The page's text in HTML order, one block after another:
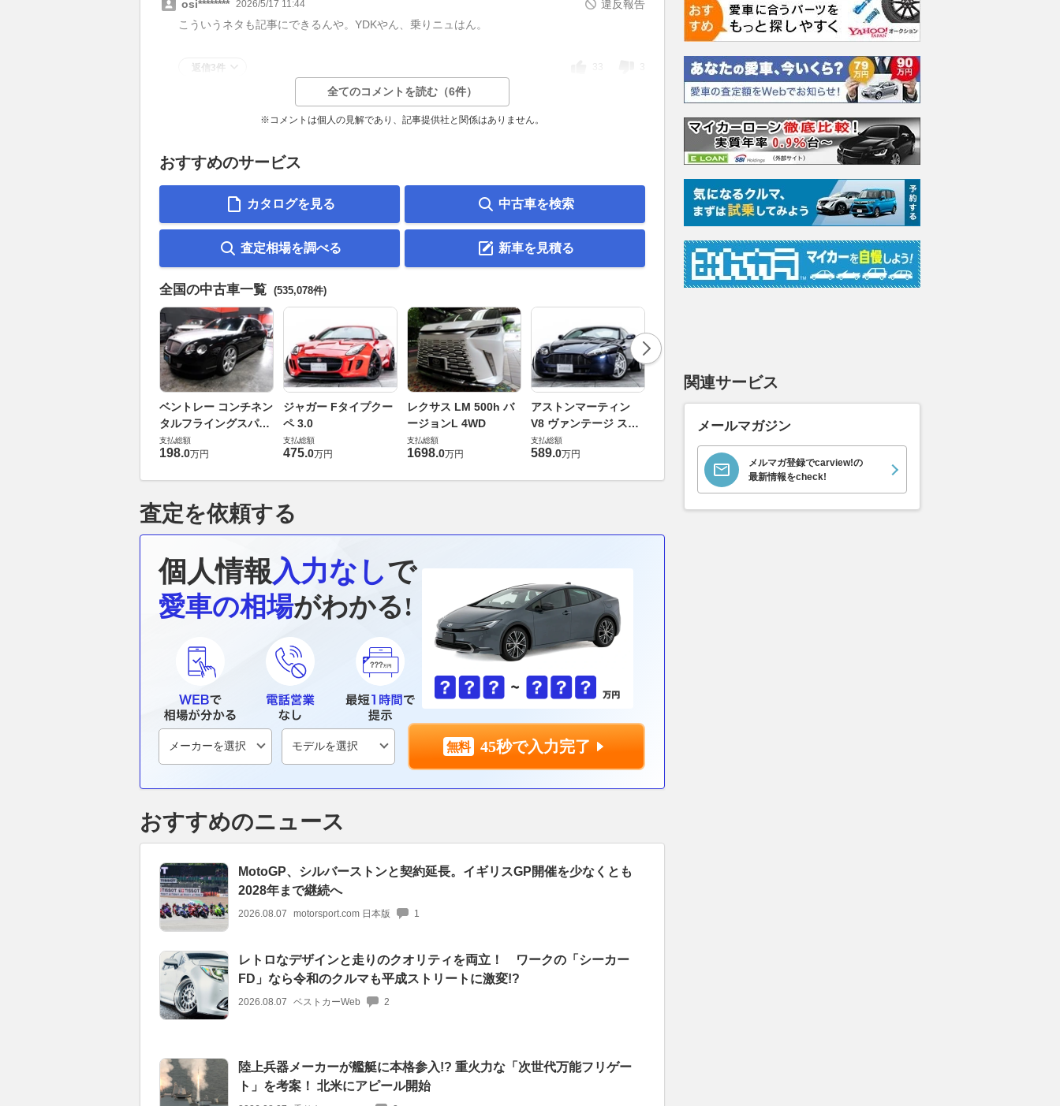
osi******** 2026/5/17 11:44
違反報告
こういうネタも記事にできるんや。YDKやん、乗りニュはん。
返信3件
全てのコメントを読む（6件）
※コメントは個人の見解であり、記事提供社と関係はありません。
おすすめのサービス
カタログを見る 中古車を検索
査定相場を調べる 新車を見積る
全国の中古車一覧 (535,078件)
ベントレー コンチネン
タルフライングスパー
6.0 4WD
支払総額
198.0万円
ジャガー Fタイプクー
ペ 3.0
支払総額
475.0万円
レクサス LM 500h バ
ージョンL 4WD
支払総額
1698.0万円
アストンマーティン
V8 ヴァンテージ スポ
ーツシフト
支払総額
589.0万円
ロータス エヴォーラ
エヴォーラ
万円
ホンダ NSX 3.0
898
ロールスロイス ゴース
905
査定を依頼する
個人情報入力なしで
愛車の相場がわかる!
45秒で入力完了
おすすめのニュース
MotoGP、シルバーストンと契約延長。イギリスGP開催を少なくとも
2028年まで継続へ
2026.08.07 motorsport.com 日本版 1
レトロなデザインと走りのクオリティを両立！ ワークの「シーカー
FD」なら令和のクルマも平成ストリートに激変!?
2026.08.07 ベストカーWeb 2
陸上兵器メーカーが艦艇に本格参入!? 重火力な「次世代万能フリゲー
ト」を考案！ 北米にアピール開始
関連サービス
メールマガジン
メルマガ登録でcarview!の
最新情報をcheck!